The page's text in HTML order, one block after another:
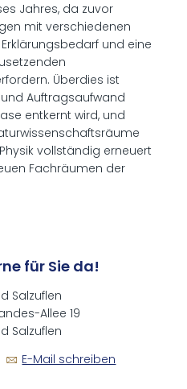
Jahres, da zuvor
mit verschiedenen
und eine
Überdies ist
Auftragsaufwand
entkernt wird, und
vollständig erneuert
Fachräumen der
für Sie da!
Salzuflen
Allee 19
Salzuflen
E-Mail schreiben